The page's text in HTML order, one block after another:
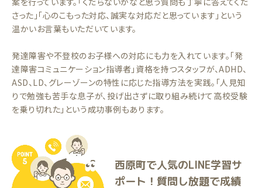
さった」「心のこもった対応、誠実な対応だと思っています」という
温かいお言葉もいただいています。
発達障害や不登校のお子様への対応にも力を入れています。「発
達障害コミュニケーション指導者」資格を持つスタッフが、ADHD、
ASD、LD、グレーゾーンの特性に応じた指導方法を実践。「人見知
りで勉強も苦手な息子が、投げ出さずに取り組み続けて高校受験
を乗り切れた」という成功事例もあります。
西原町で人気のLINE学習サ
ポート！質問し放題で成績